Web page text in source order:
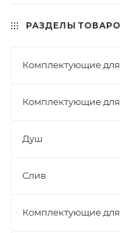
РАЗДЕЛЫ
Комплектующие для
Комплектующие
Душ
Слив
Комплектующие